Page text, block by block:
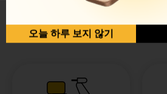
오늘 하루 보지 않기